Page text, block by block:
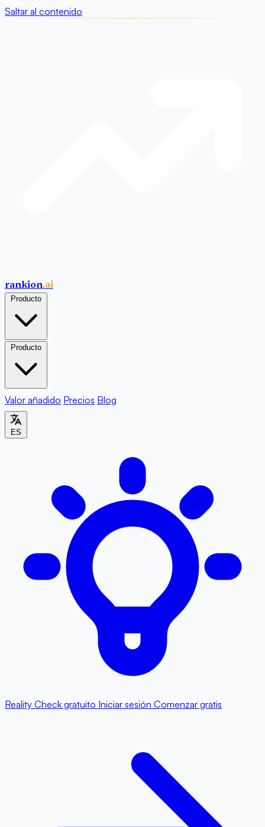
Saltar al contenido
rankion.ai
Producto
Producto
Valor añadido Precios Blog
ES
Reality Check gratuito Iniciar sesión Comenzar gratis